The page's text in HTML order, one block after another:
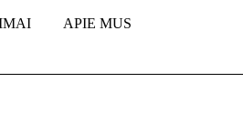
APIE MUS